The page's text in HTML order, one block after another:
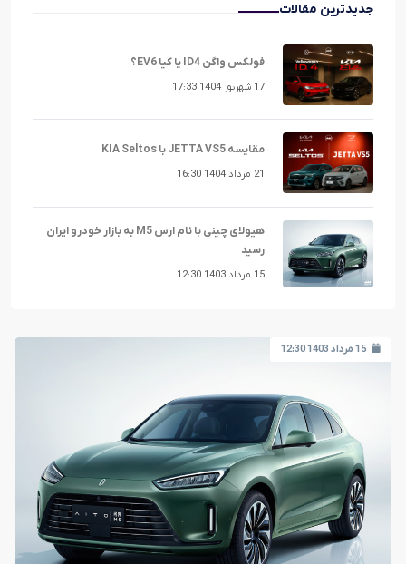
جدیدترین مقالات
فولکس واگن ID4 یا کیا EV6؟
17 شهریور 1404 17:33
مقایسه JETTA VS5 با KIA Seltos
21 مرداد 1404 16:30
هیولای چینی با نام ارس M5 به بازار خودرو ایران
رسید
15 مرداد 1403 12:30